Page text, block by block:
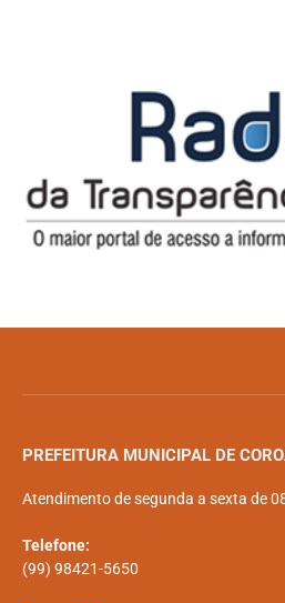
PREFEITURA MUNICIPAL DE
Atendimento de segunda a sexta de
Telefone:
(99) 98421-5650